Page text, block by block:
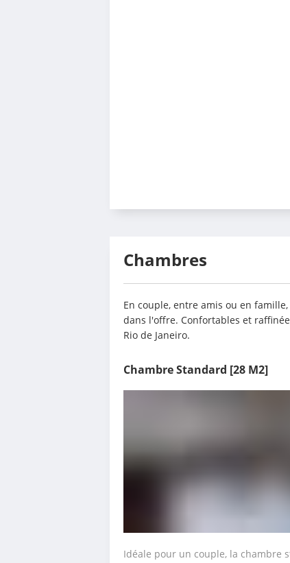
Chambres
En couple, entre amis ou en
dans l'offre. Confortables et
Rio de Janeiro.
Chambre Standard [28 M2]
Idéale pour un couple, la chambre